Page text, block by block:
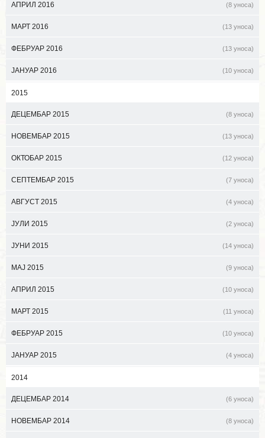
АПРИЛ 2016 (8 уноса)
МАРТ 2016 (13 уноса)
ФЕБРУАР 2016 (13 уноса)
ЈАНУАР 2016 (10 уноса)
2015
ДЕЦЕМБАР 2015 (8 уноса)
НОВЕМБАР 2015 (13 уноса)
ОКТОБАР 2015 (12 уноса)
СЕПТЕМБАР 2015 (7 уноса)
АВГУСТ 2015 (4 уноса)
ЈУЛИ 2015 (2 уноса)
ЈУНИ 2015 (14 уноса)
МАЈ 2015 (9 уноса)
АПРИЛ 2015 (10 уноса)
МАРТ 2015 (11 уноса)
ФЕБРУАР 2015 (10 уноса)
ЈАНУАР 2015 (4 уноса)
2014
ДЕЦЕМБАР 2014 (6 уноса)
НОВЕМБАР 2014 (8 уноса)